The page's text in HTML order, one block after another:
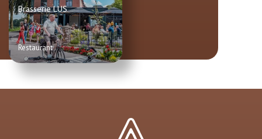
Brasserie LUS
Restaurant